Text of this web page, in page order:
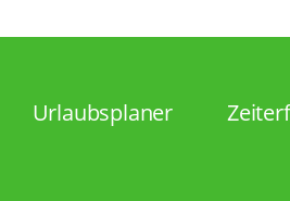
Urlaubsplaner